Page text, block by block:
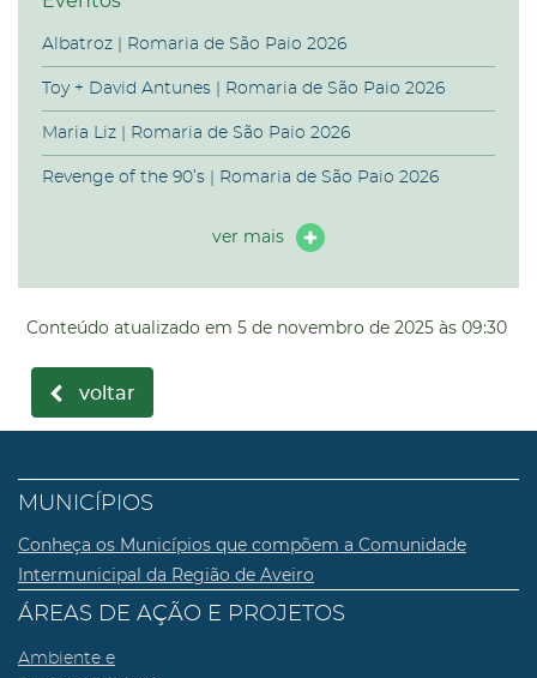
Albatroz | Romaria de São Paio 2026
Toy + David Antunes | Romaria de São Paio 2026
Maria Liz | Romaria de São Paio 2026
Revenge of the 90’s | Romaria de São Paio 2026
ver mais
Conteúdo atualizado em 5 de novembro de 2025 às 09:30
voltar
MUNICÍPIOS
Conheça os Municípios que compõem a Comunidade
Intermunicipal da Região de Aveiro
ÁREAS DE AÇÃO E PROJETOS
Ambiente e